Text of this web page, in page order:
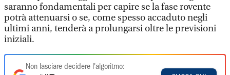
saranno fondamentali per capire se la fase rovente
potrà attenuarsi o se, come spesso accaduto negli
ultimi anni, tenderà a prolungarsi oltre le previsioni
iniziali.
Non lasciare decidere l'algoritmo: